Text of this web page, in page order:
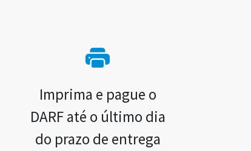
Imprima e pague o
DARF até o último dia
do prazo de entrega